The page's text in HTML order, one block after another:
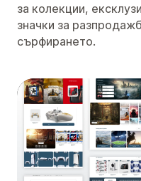
за колекции,
значки за
сърфирането.